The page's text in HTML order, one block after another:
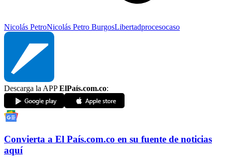
Nicolás PetroNicolás Petro BurgosLibertadprocesocaso
Descarga la APPElPaís.com.co:
Convierta a El País.com.co en su fuente de noticias
aquí